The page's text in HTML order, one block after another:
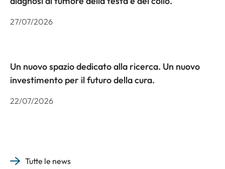
27/07/2026
Un nuovo spazio dedicato alla ricerca. Un nuovo
investimento per il futuro della cura.
22/07/2026
Tutte le news